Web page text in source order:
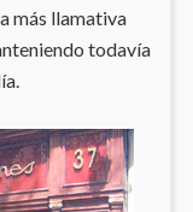
más llamativa
todavía